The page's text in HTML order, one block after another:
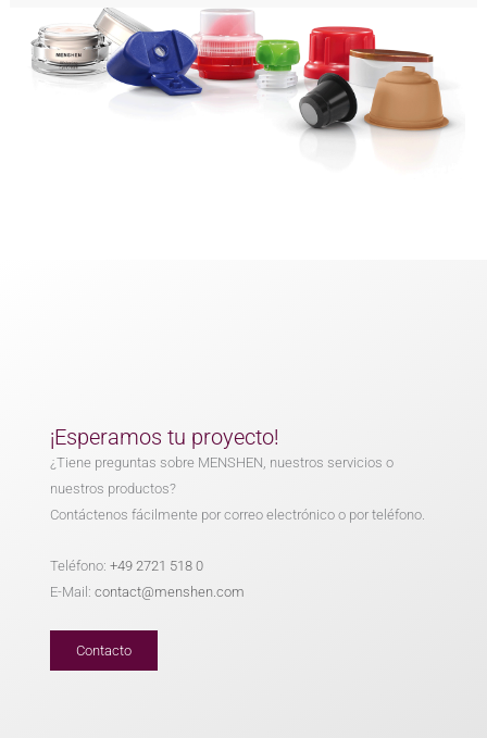
¡Esperamos tu proyecto!
¿Tiene preguntas sobre MENSHEN, nuestros servicios o
nuestros productos?
Contáctenos fácilmente por correo electrónico o por teléfono.
Teléfono:+49 2721 518 0
E-Mail:contact@menshen.com
Contacto